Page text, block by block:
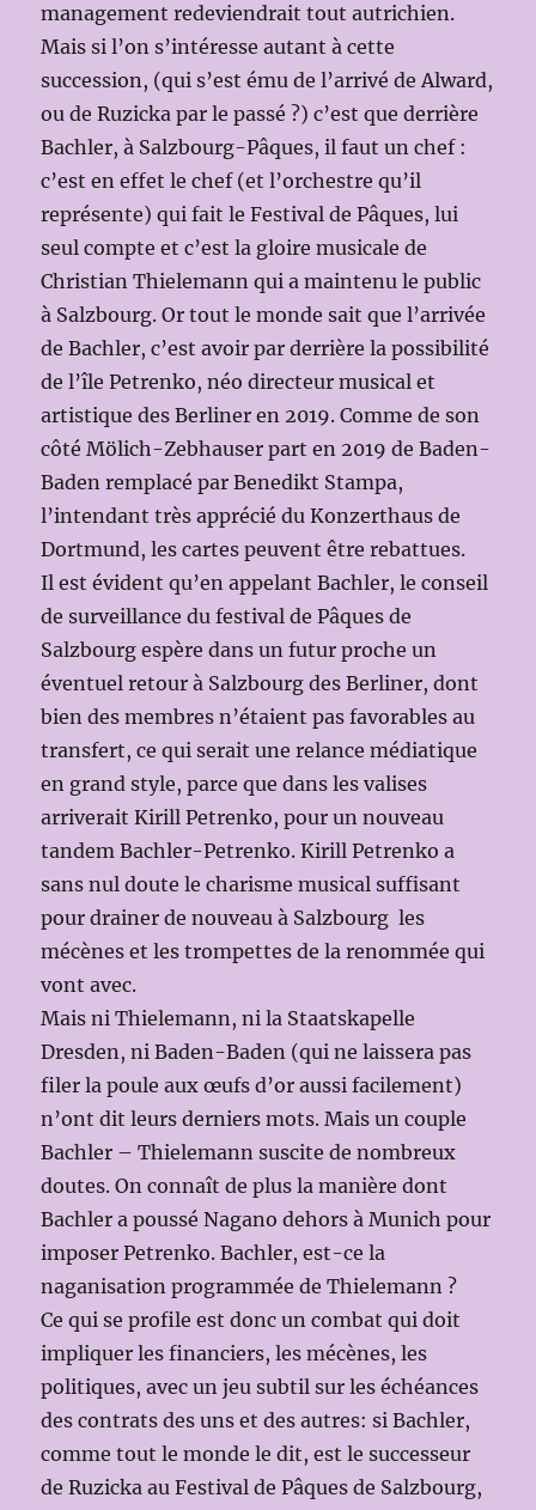
management redeviendrait tout autrichien.
Mais si l’on s’intéresse autant à cette
succession, (qui s’est ému de l’arrivé de Alward,
ou de Ruzicka par le passé ?) c’est que derrière
Bachler, à Salzbourg-Pâques, il faut un chef :
c’est en effet le chef (et l’orchestre qu’il
représente) qui fait le Festival de Pâques, lui
seul compte et c’est la gloire musicale de
Christian Thielemann qui a maintenu le public
à Salzbourg. Or tout le monde sait que l’arrivée
de Bachler, c’est avoir par derrière la possibilité
de l’île Petrenko, néo directeur musical et
artistique des Berliner en 2019. Comme de son
côté Mölich-Zebhauser part en 2019 de Baden-
Baden remplacé par Benedikt Stampa,
l’intendant très apprécié du Konzerthaus de
Dortmund, les cartes peuvent être rebattues.
Il est évident qu’en appelant Bachler, le conseil
de surveillance du festival de Pâques de
Salzbourg espère dans un futur proche un
éventuel retour à Salzbourg des Berliner, dont
bien des membres n’étaient pas favorables au
transfert, ce qui serait une relance médiatique
en grand style, parce que dans les valises
arriverait Kirill Petrenko, pour un nouveau
tandem Bachler-Petrenko. Kirill Petrenko a
sans nul doute le charisme musical suffisant
pour drainer de nouveau à Salzbourg les
mécènes et les trompettes de la renommée qui
vont avec.
Mais ni Thielemann, ni la Staatskapelle
Dresden, ni Baden-Baden (qui ne laissera pas
filer la poule aux œufs d’or aussi facilement)
n’ont dit leurs derniers mots. Mais un couple
Bachler – Thielemann suscite de nombreux
doutes. On connaît de plus la manière dont
Bachler a poussé Nagano dehors à Munich pour
imposer Petrenko. Bachler, est-ce la
naganisation programmée de Thielemann ?
Ce qui se profile est donc un combat qui doit
impliquer les financiers, les mécènes, les
politiques, avec un jeu subtil sur les échéances
des contrats des uns et des autres: si Bachler,
comme tout le monde le dit, est le successeur
de Ruzicka au Festival de Pâques de Salzbourg,